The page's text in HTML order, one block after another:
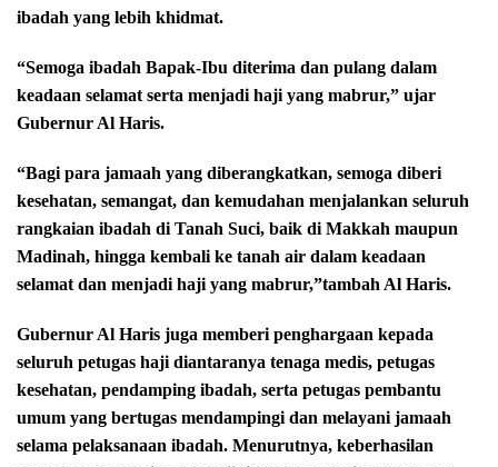
ibadah yang lebih khidmat.
“Semoga ibadah Bapak-Ibu diterima dan pulang dalam
keadaan selamat serta menjadi haji yang mabrur,” ujar
Gubernur Al Haris.
“Bagi para jamaah yang diberangkatkan, semoga diberi
kesehatan, semangat, dan kemudahan menjalankan seluruh
rangkaian ibadah di Tanah Suci, baik di Makkah maupun
Madinah, hingga kembali ke tanah air dalam keadaan
selamat dan menjadi haji yang mabrur,”tambah Al Haris.
Gubernur Al Haris juga memberi penghargaan kepada
seluruh petugas haji diantaranya tenaga medis, petugas
kesehatan, pendamping ibadah, serta petugas pembantu
umum yang bertugas mendampingi dan melayani jamaah
selama pelaksanaan ibadah. Menurutnya, keberhasilan